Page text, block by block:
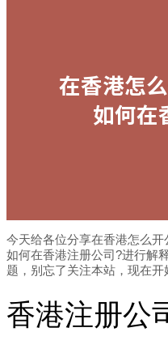
今天给各位分享在香港怎么
如何在香港注册公司?进行解
题，别忘了关注本站，现在开
香港注册公